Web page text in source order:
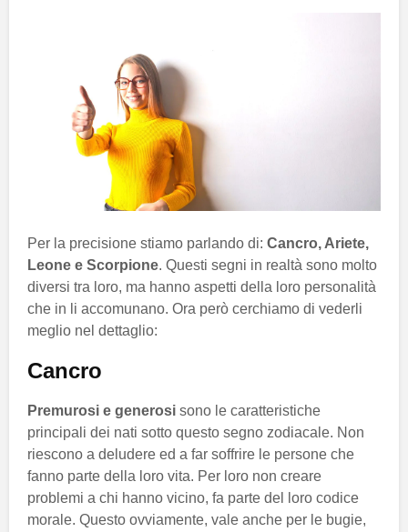
Per la precisione stiamo parlando di: Cancro, Ariete,
Leone e Scorpione. Questi segni in realtà sono molto
diversi tra loro, ma hanno aspetti della loro personalità
che in li accomunano. Ora però cerchiamo di vederli
meglio nel dettaglio:
Cancro
Premurosi e generosi sono le caratteristiche
principali dei nati sotto questo segno zodiacale. Non
riescono a deludere ed a far soffrire le persone che
fanno parte della loro vita. Per loro non creare
problemi a chi hanno vicino, fa parte del loro codice
morale. Questo ovviamente, vale anche per le bugie,